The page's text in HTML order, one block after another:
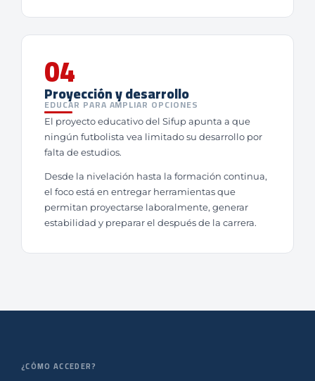
04
Proyección y desarrollo
EDUCAR PARA AMPLIAR OPCIONES
El proyecto educativo del Sifup apunta a que
ningún futbolista vea limitado su desarrollo por
falta de estudios.
Desde la nivelación hasta la formación continua,
el foco está en entregar herramientas que
permitan proyectarse laboralmente, generar
estabilidad y preparar el después de la carrera.
¿CÓMO ACCEDER?